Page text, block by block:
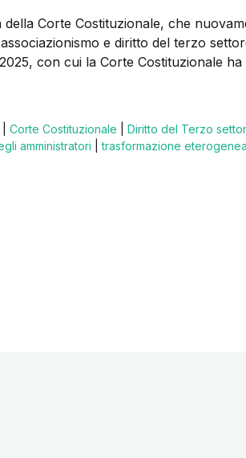
Corte Costituzionale, che
e diritto del terzo
con cui la Corte Costituzionale ha
Corte Costituzionale Diritto del Terzo
amministratori |trasformazione eterogenea